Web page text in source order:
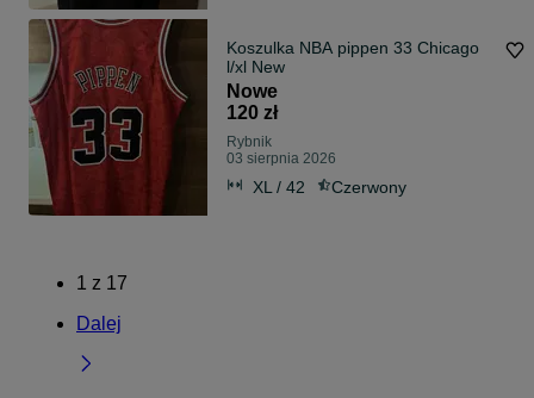
Koszulka NBA pippen 33 Chicago
l/xl New
Nowe
120 zł
Rybnik
03 sierpnia 2026
XL / 42 Czerwony
1 z 17
Dalej